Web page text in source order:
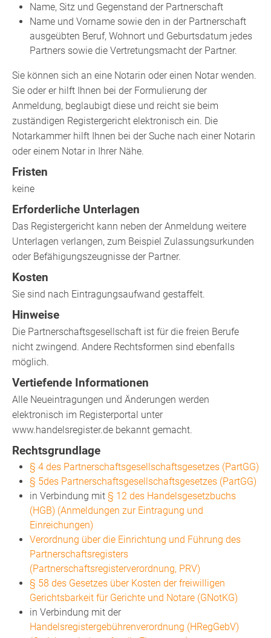
Name, Sitz und Gegenstand der Partnerschaft
Name und Vorname sowie den in der Partnerschaft
ausgeübten Beruf, Wohnort und Geburtsdatum jedes
Partners sowie die Vertretungsmacht der Partner.
Sie können sich an eine Notarin oder einen Notar wenden.
Sie oder er hilft Ihnen bei der Formulierung der
Anmeldung, beglaubigt diese und reicht sie beim
zuständigen Registergericht elektronisch ein. Die
Notarkammerhilft Ihnen bei der Suche nach einer Notarin
oder einem Notar in Ihrer Nähe.
Fristen
keine
Erforderliche Unterlagen
Das Registergericht kann neben der Anmeldung weitere
Unterlagen verlangen, zum Beispiel Zulassungsurkunden
oder Befähigungszeugnisse der Partner.
Kosten
Sie sind nach Eintragungsaufwand gestaffelt.
Hinweise
Die Partnerschaftsgesellschaft ist für die freien Berufe
nicht zwingend. Andere Rechtsformen sind ebenfalls
möglich.
Vertiefende Informationen
Alle Neueintragungen und Änderungen werden
elektronisch im Registerportal unter
www.handelsregister.de bekannt gemacht.
Rechtsgrundlage
§ 4 des Partnerschaftsgesellschaftsgesetzes (PartGG)
§ 5des Partnerschaftsgesellschaftsgesetzes (PartGG)
in Verbindung mit § 12 des Handelsgesetzbuchs
(HGB) (Anmeldungen zur Eintragung und
Einreichungen)
Verordnung über die Einrichtung und Führung des
Partnerschaftsregisters
(Partnerschaftsregisterverordnung, PRV)
§ 58 des Gesetzes über Kosten der freiwilligen
Gerichtsbarkeit für Gerichte und Notare (GNotKG)
in Verbindung mit der
Handelsregistergebührenverordnung (HRegGebV)